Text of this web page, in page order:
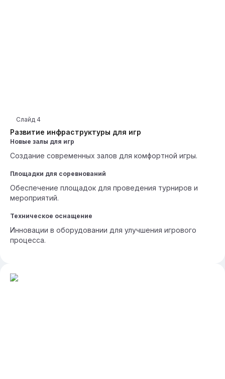
Развитие инфраструктуры для игр
Слайд 4
Новые залы для игр
Создание современных залов для комфортной игры.
Площадки для соревнований
Обеспечение площадок для проведения турниров и
мероприятий.
Техническое оснащение
Инновации в оборудовании для улучшения игрового
процесса.